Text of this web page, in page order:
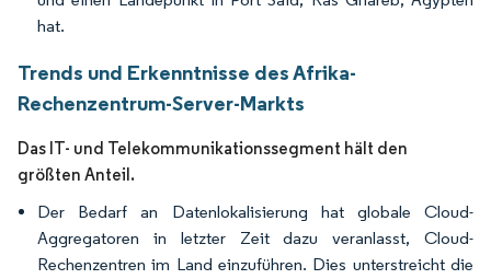
hat.
Trends und Erkenntnisse des Afrika-
Rechenzentrum-Server-Markts
Das IT- und Telekommunikationssegment hält den
größten Anteil.
Der Bedarf an Datenlokalisierung hat globale Cloud-
Aggregatoren in letzter Zeit dazu veranlasst, Cloud-
Rechenzentren im Land einzuführen. Dies unterstreicht die